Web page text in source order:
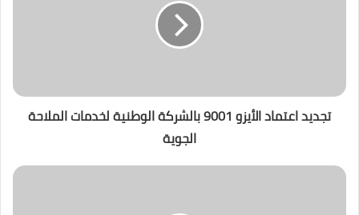
تجديد اعتماد الأيزو 9001 بالشركة الوطنية لخدمات الملاحة
الجوية